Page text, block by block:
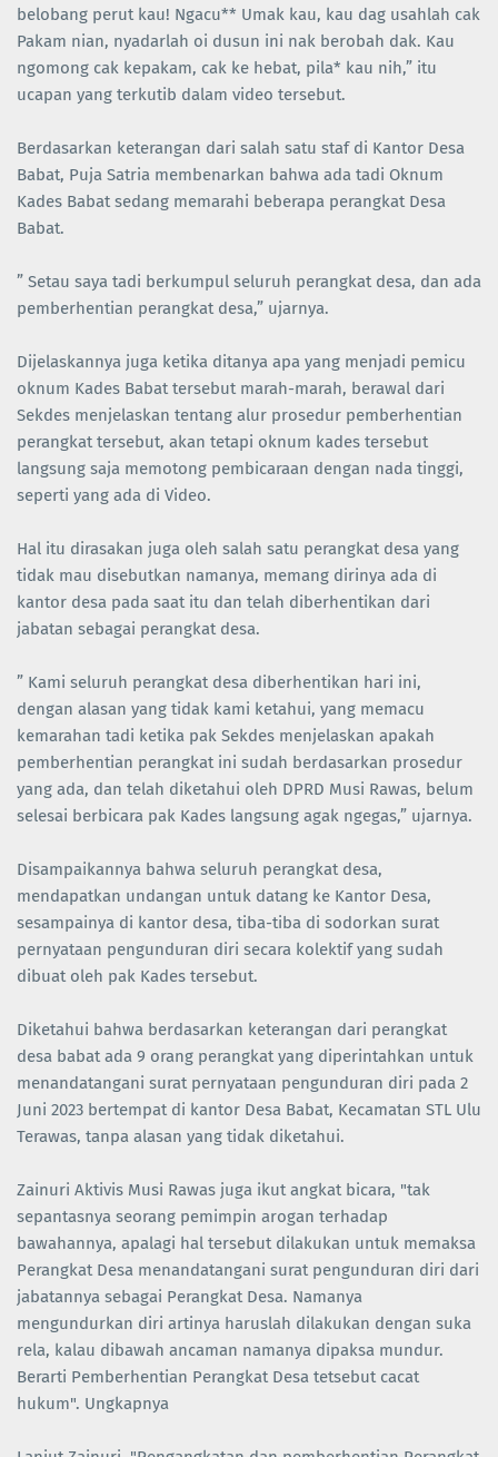
belobang perut kau! Ngacu** Umak kau, kau dag usahlah cak
Pakam nian, nyadarlah oi dusun ini nak berobah dak. Kau
ngomong cak kepakam, cak ke hebat, pila* kau nih,” itu
ucapan yang terkutib dalam video tersebut.
Berdasarkan keterangan dari salah satu staf di Kantor Desa
Babat, Puja Satria membenarkan bahwa ada tadi Oknum
Kades Babat sedang memarahi beberapa perangkat Desa
Babat.
” Setau saya tadi berkumpul seluruh perangkat desa, dan ada
pemberhentian perangkat desa,” ujarnya.
Dijelaskannya juga ketika ditanya apa yang menjadi pemicu
oknum Kades Babat tersebut marah-marah, berawal dari
Sekdes menjelaskan tentang alur prosedur pemberhentian
perangkat tersebut, akan tetapi oknum kades tersebut
langsung saja memotong pembicaraan dengan nada tinggi,
seperti yang ada di Video.
Hal itu dirasakan juga oleh salah satu perangkat desa yang
tidak mau disebutkan namanya, memang dirinya ada di
kantor desa pada saat itu dan telah diberhentikan dari
jabatan sebagai perangkat desa.
” Kami seluruh perangkat desa diberhentikan hari ini,
dengan alasan yang tidak kami ketahui, yang memacu
kemarahan tadi ketika pak Sekdes menjelaskan apakah
pemberhentian perangkat ini sudah berdasarkan prosedur
yang ada, dan telah diketahui oleh DPRD Musi Rawas, belum
selesai berbicara pak Kades langsung agak ngegas,” ujarnya.
Disampaikannya bahwa seluruh perangkat desa,
mendapatkan undangan untuk datang ke Kantor Desa,
sesampainya di kantor desa, tiba-tiba di sodorkan surat
pernyataan pengunduran diri secara kolektif yang sudah
dibuat oleh pak Kades tersebut.
Diketahui bahwa berdasarkan keterangan dari perangkat
desa babat ada 9 orang perangkat yang diperintahkan untuk
menandatangani surat pernyataan pengunduran diri pada 2
Juni 2023 bertempat di kantor Desa Babat, Kecamatan STL Ulu
Terawas, tanpa alasan yang tidak diketahui.
Zainuri Aktivis Musi Rawas juga ikut angkat bicara, "tak
sepantasnya seorang pemimpin arogan terhadap
bawahannya, apalagi hal tersebut dilakukan untuk memaksa
Perangkat Desa menandatangani surat pengunduran diri dari
jabatannya sebagai Perangkat Desa. Namanya
mengundurkan diri artinya haruslah dilakukan dengan suka
rela, kalau dibawah ancaman namanya dipaksa mundur.
Berarti Pemberhentian Perangkat Desa tetsebut cacat
hukum". Ungkapnya